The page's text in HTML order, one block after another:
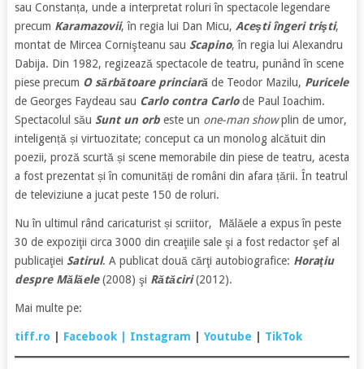
sau Constanța, unde a interpretat roluri în spectacole legendare
precum Karamazovii, în regia lui Dan Micu, Aceşti îngeri trişti,
montat de Mircea Cornişteanu sau Scapino, în regia lui Alexandru
Dabija. Din 1982, regizează spectacole de teatru, punând în scene
piese precum O sărbătoare princiară de Teodor Mazilu, Puricele
de Georges Faydeau sau Carlo contra Carlode Paul Ioachim.
Spectacolul său Sunt un orbeste un one-man showplin de umor,
inteligență și virtuozitate; conceput ca un monolog alcătuit din
poezii, proză scurtă și scene memorabile din piese de teatru, acesta
a fost prezentat și în comunități de români din afara țării. În teatrul
de televiziune a jucat peste 150 de roluri.
Nu în ultimul rând caricaturist și scriitor, Mălăele a expus în peste
30 de expoziţii circa 3000 din creaţiile sale şi a fost redactor şef al
publicaţiei Satirul. A publicat două cărţi autobiografice: Horaţiu
despre Mălăele(2008) şi Rătăciri(2012).
Mai multe pe:
tiff.ro Facebook | Instagram Youtube TikTok